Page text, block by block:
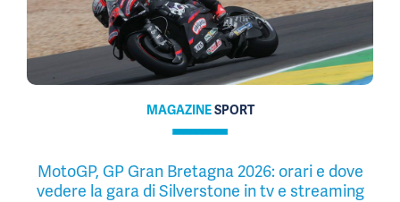
MAGAZINESPORT
MotoGP, GP Gran Bretagna 2026: orari e dove
vedere la gara di Silverstone in tv e streaming